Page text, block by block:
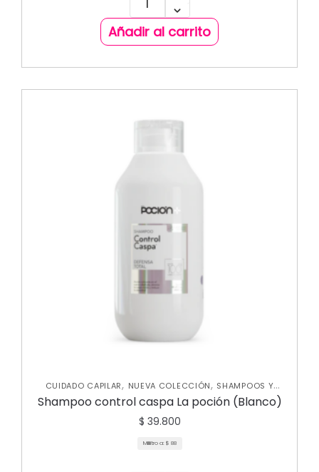
Añadir al carrito
CUIDADO CAPILAR, NUEVA COLECCIÓN, SHAMPOOS Y
ACONDICIONADORES
Shampoo control caspa La poción (Blanco)
$ 39.800
Mililitro a: $ 88